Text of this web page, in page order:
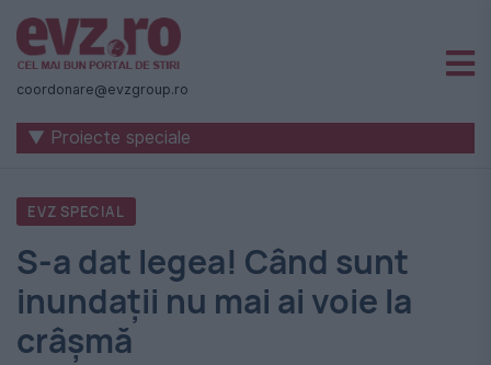
Știri
naționale
internaționale
România
-
Evenimentul
Zilei
coordonare@evzgroup.ro
▼ Proiecte speciale
EVZ SPECIAL
S-a dat legea! Când sunt
inundații nu mai ai voie la
crâșmă